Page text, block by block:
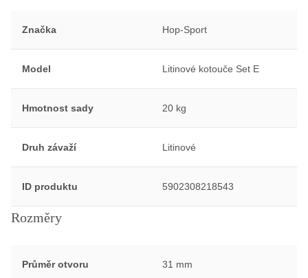
Značka Hop-Sport
Model Litinové kotouče Set E
Hmotnost sady 20 kg
Druh závaží Litinové
ID produktu 5902308218543
Rozměry
Průměr otvoru 31 mm